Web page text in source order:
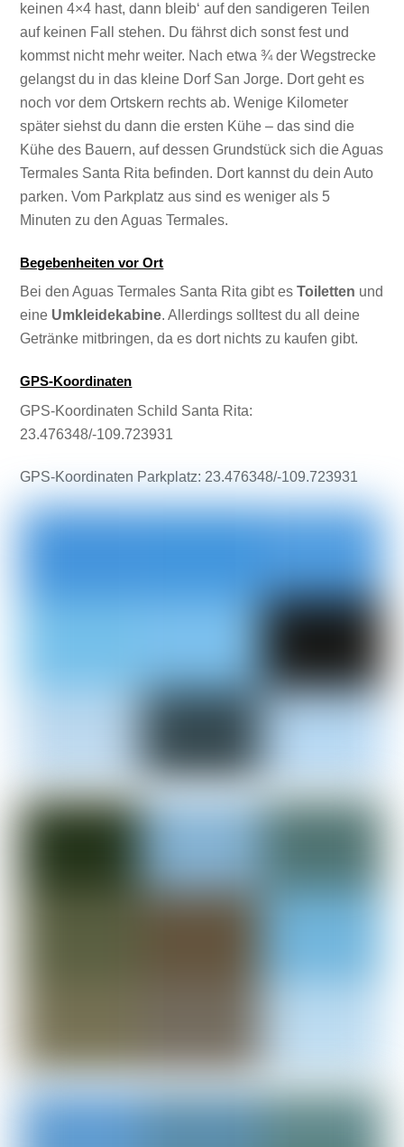
keinen 4×4 hast, dann bleib‘ auf den sandigeren Teilen
auf keinen Fall stehen. Du fährst dich sonst fest und
kommst nicht mehr weiter. Nach etwa ¾ der Wegstrecke
gelangst du in das kleine Dorf San Jorge. Dort geht es
noch vor dem Ortskern rechts ab. Wenige Kilometer
später siehst du dann die ersten Kühe – das sind die
Kühe des Bauern, auf dessen Grundstück sich die Aguas
Termales Santa Rita befinden. Dort kannst du dein Auto
parken. Vom Parkplatz aus sind es weniger als 5
Minuten zu den Aguas Termales.
Begebenheiten vor Ort
Bei den Aguas Termales Santa Rita gibt esToiletten und
eine Umkleidekabine. Allerdings solltest du all deine
Getränke mitbringen, da es dort nichts zu kaufen gibt.
GPS-Koordinaten
GPS-Koordinaten Schild Santa Rita:
23.476348/-109.723931
GPS-Koordinaten Parkplatz: 23.476348/-109.723931